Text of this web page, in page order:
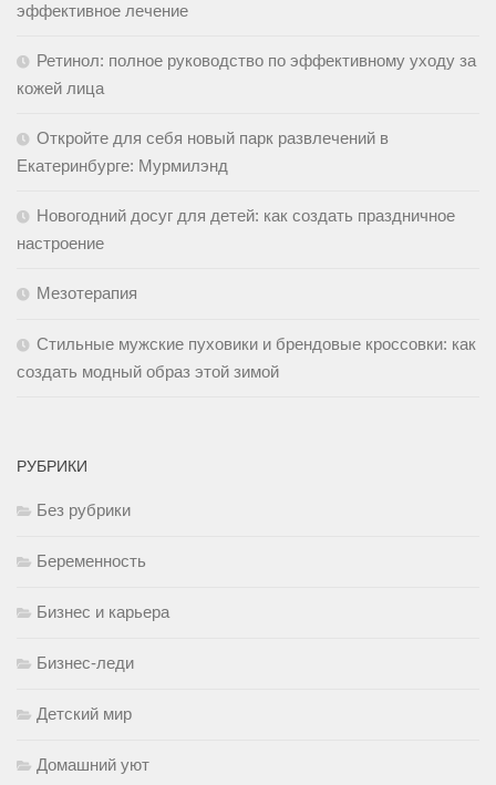
эффективное лечение
Ретинол: полное руководство по эффективному уходу за
кожей лица
Откройте для себя новый парк развлечений в
Екатеринбурге: Мурмилэнд
Новогодний досуг для детей: как создать праздничное
настроение
Мезотерапия
Стильные мужские пуховики и брендовые кроссовки: как
создать модный образ этой зимой
РУБРИКИ
Без рубрики
Беременность
Бизнес и карьера
Бизнес-леди
Детский мир
Домашний уют